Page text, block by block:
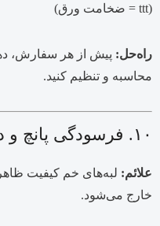
(
ttt = ضخامت ورق)
راه‌حل: پیش از هر سفارش،
محاسبه و تنظیم کنید.
۱۰. فرسودگی پانچ و دای (Punch & Die Wear)
علائم: لبه‌های خم کیفیت
خارج می‌شود.